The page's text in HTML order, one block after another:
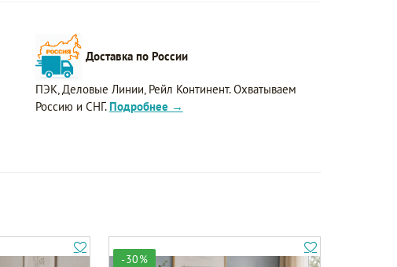
Доставка по России
ПЭК, Деловые Линии, Рейл Континент. Охватываем
Россию и СНГ. Подробнее →
-30%